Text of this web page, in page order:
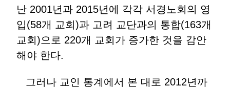
난 2001년과 2015년에 각각 서경노회의 영
입(58개 교회)과 고려 교단과의 통합(163개
교회)으로 220개 교회가 증가한 것을 감안
해야 한다.
그러나 교인 통계에서 본 대로 2012년까